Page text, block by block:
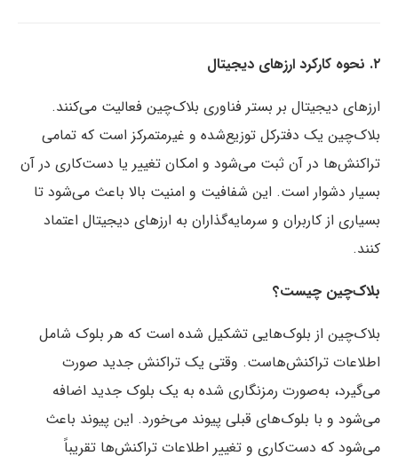
ارزهای دیجیتال بر بستر فناوری بلاک‌چین فعالیت می‌کنند.
بلاک‌چین یک دفترکل توزیع‌شده و غیرمتمرکز است که تمامی
تراکنش‌ها در آن ثبت می‌شود و امکان تغییر یا دست‌کاری در آن
بسیار دشوار است. این شفافیت و امنیت بالا باعث می‌شود تا
بسیاری از کاربران و سرمایه‌گذاران به ارزهای دیجیتال اعتماد
کنند.
بلاک‌چین چیست؟
بلاک‌چین از بلوک‌هایی تشکیل شده است که هر بلوک شامل
اطلاعات تراکنش‌هاست. وقتی یک تراکنش جدید صورت
می‌گیرد، به‌صورت رمزنگاری شده به یک بلوک جدید اضافه
می‌شود و با بلوک‌های قبلی پیوند می‌خورد. این پیوند باعث
می‌شود که دست‌کاری و تغییر اطلاعات تراکنش‌ها تقریباً